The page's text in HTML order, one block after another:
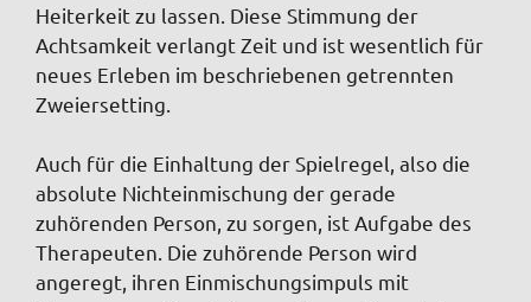
Heiterkeit zu lassen. Diese Stimmung der
Achtsamkeit verlangt Zeit und ist wesentlich für
neues Erleben im beschriebenen getrennten
Zweiersetting.
Auch für die Einhaltung der Spielregel, also die
absolute Nichteinmischung der gerade
zuhörenden Person, zu sorgen, ist Aufgabe des
Therapeuten. Die zuhörende Person wird
angeregt, ihren Einmischungsimpuls mit